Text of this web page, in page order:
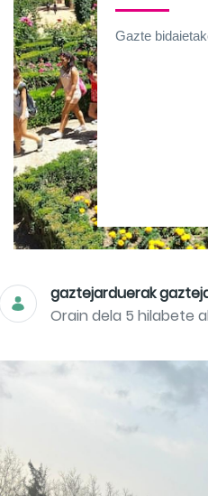
Gazte
gaztejarduerak
Orain dela 5 hilabete